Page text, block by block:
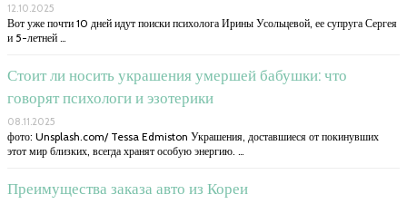
12.10.2025
Вот уже почти 10 дней идут поиски психолога Ирины Усольцевой, ее супруга Сергея
и 5-летней …
Стоит ли носить украшения умершей бабушки: что
говорят психологи и эзотерики
08.11.2025
фото: Unsplash.com/ Tessa Edmiston Украшения, доставшиеся от покинувших
этот мир близких, всегда хранят особую энергию. …
Преимущества заказа авто из Кореи